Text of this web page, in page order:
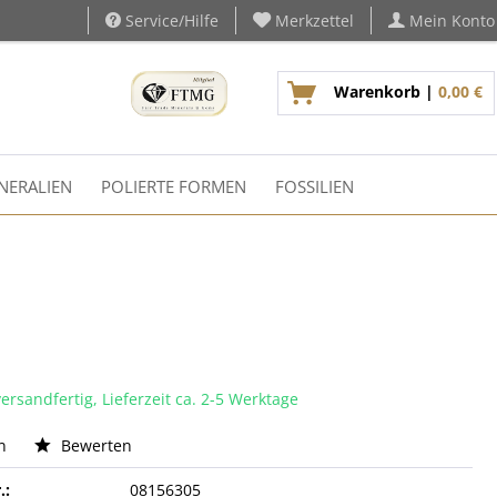
Service/Hilfe Merkzettel Mein Konto
Warenkorb | 0,00 €
POLIERTE FORMEN FOSSILIEN
Lieferzeit ca. 2-5 Werktage
Bewerten
08156305